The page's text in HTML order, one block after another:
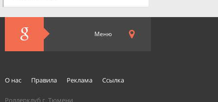
Меню
О нас Правила Реклама Ссылка
Роллерклуб г. Тюмени